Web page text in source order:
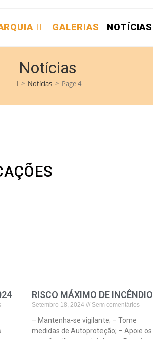
GALERIAS NOTÍCIAS
Notícias
> Notícias > Page 4
RISCO MÁXIMO DE INCÊNDIO
Setembro 18, 2024 Sem comentários
– Mantenha-se vigilante; – Tome
medidas de Autoproteção; – Apoie os